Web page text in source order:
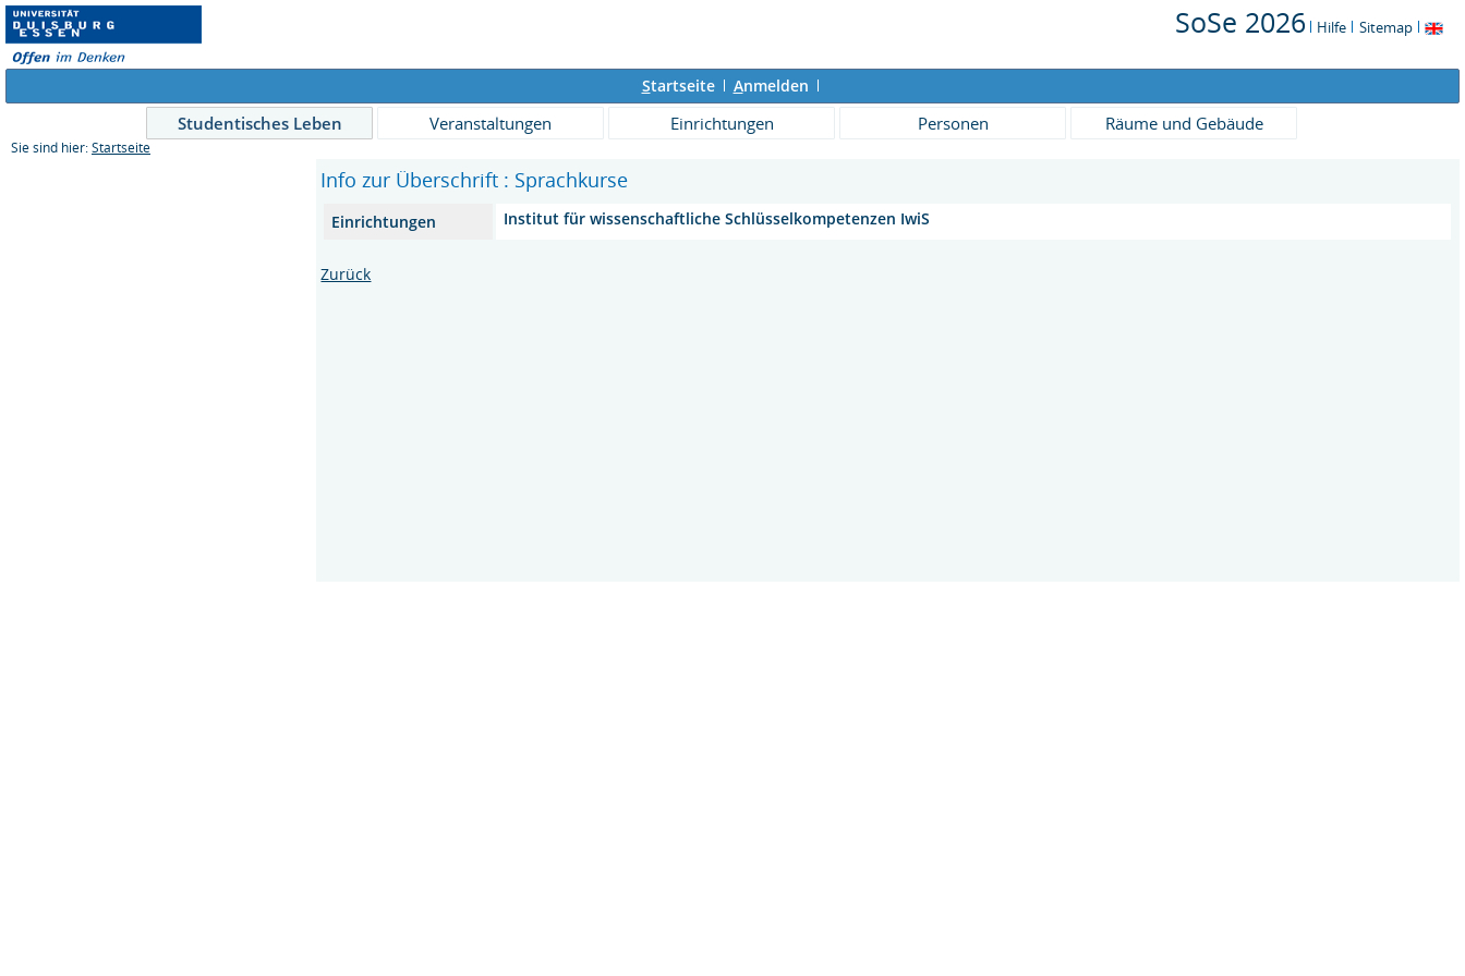
SoSe 2026 Hilfe Sitemap
Startseite Anmelden
Studentisches Leben Veranstaltungen Einrichtungen Personen Räume und Gebäude
Sie sind hier: Startseite
Info zur Überschrift : Sprachkurse
Einrichtungen Institut für wissenschaftliche Schlüsselkompetenzen IwiS
Zurück